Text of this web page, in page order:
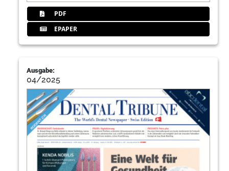
PDF
EPAPER
Ausgabe:
04/2025